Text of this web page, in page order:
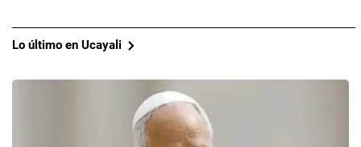
Lo último en Ucayali